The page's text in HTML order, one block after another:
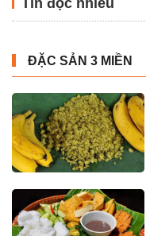
ĐẶC SẢN 3 MIỀN